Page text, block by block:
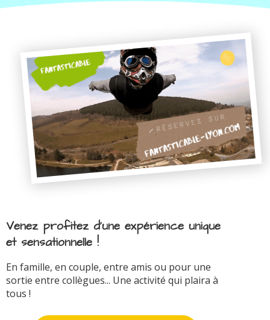
Venez profitez d'une expérience unique
et sensationnelle !
En famille, en couple, entre amis ou pour une
sortie entre collègues... Une activité qui plaira à
tous !